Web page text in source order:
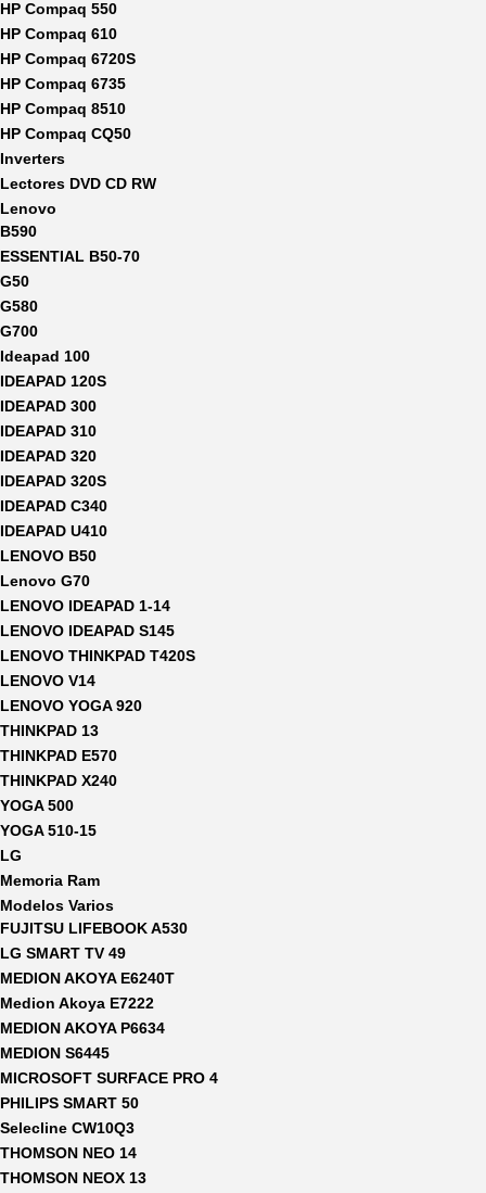
HP Compaq 550
HP Compaq 610
HP Compaq 6720S
HP Compaq 6735
HP Compaq 8510
HP Compaq CQ50
Inverters
Lectores DVD CD RW
Lenovo
B590
ESSENTIAL B50-70
G50
G580
G700
Ideapad 100
IDEAPAD 120S
IDEAPAD 300
IDEAPAD 310
IDEAPAD 320
IDEAPAD 320S
IDEAPAD C340
IDEAPAD U410
LENOVO B50
Lenovo G70
LENOVO IDEAPAD 1-14
LENOVO IDEAPAD S145
LENOVO THINKPAD T420S
LENOVO V14
LENOVO YOGA 920
THINKPAD 13
THINKPAD E570
THINKPAD X240
YOGA 500
YOGA 510-15
LG
Memoria Ram
Modelos Varios
FUJITSU LIFEBOOK A530
LG SMART TV 49
MEDION AKOYA E6240T
Medion Akoya E7222
MEDION AKOYA P6634
MEDION S6445
MICROSOFT SURFACE PRO 4
PHILIPS SMART 50
Selecline CW10Q3
THOMSON NEO 14
THOMSON NEOX 13